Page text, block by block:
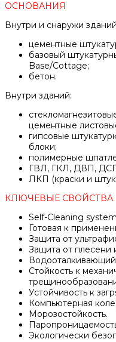
ОСНОВАНИЯ
Внутри и снаружи
цементные
базовый
Base/Cottage;
бетон.
Внутри зданий:
цементные
гипсовые
блоки;
полимерные
ГВЛ, ГКЛ, ДВП,
ЛКП (краски и
КЛЮЧЕВЫЕ СВОЙСТВА
Self-Cleaning
Готовая к
Защита от
Защита от плесени
Стойкость к
Устойчивость к
Компьютерная
Морозостойкость.
Экологически